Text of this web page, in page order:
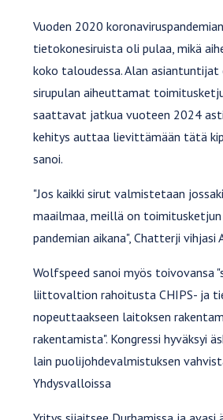
Vuoden 2020
tietokonesiruista oli pulaa, mikä
koko taloudessa. Alan
sirupulan aiheuttamat
saattavat jatkua vuoteen 2024
kehitys auttaa lievittämään tätä
sanoi.
"Jos kaikki sirut valmistetaan
maailmaa, meillä on
pandemian aikana", Chatterji vihjasi
Wolfspeed sanoi myös toivovansa
liittovaltion rahoitusta CHIPS- ja
nopeuttaakseen laitoksen
rakentamista". Kongressi hyväksyi
lain puolijohdevalmistuksen
Yhdysvalloissa